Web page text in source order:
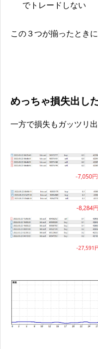
でトレードしない
この３つが揃ったとき
めっちゃ損失出し
一方で損失もガッツリ出